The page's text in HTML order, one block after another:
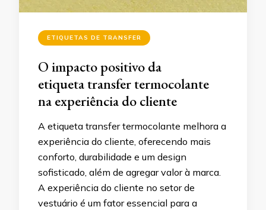
ETIQUETAS DE TRANSFER
O impacto positivo da
etiqueta transfer termocolante
na experiência do cliente
A etiqueta transfer termocolante melhora a
experiência do cliente, oferecendo mais
conforto, durabilidade e um design
sofisticado, além de agregar valor à marca.
A experiência do cliente no setor de
vestuário é um fator essencial para a